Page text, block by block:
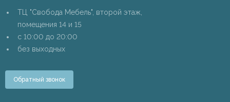
ТЦ "Свобода Мебель", второй этаж,
помещения 14 и 15
c 10:00 до 20:00
без выходных
Обратный звонок